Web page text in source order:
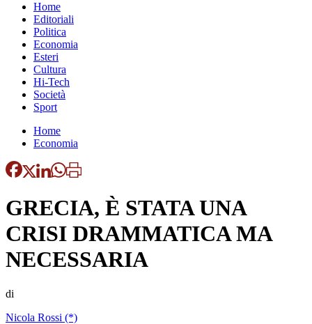
Home
Editoriali
Politica
Economia
Esteri
Cultura
Hi-Tech
Società
Sport
Home
Economia
GRECIA, È STATA UNA
CRISI DRAMMATICA MA
NECESSARIA
di
Nicola Rossi (*)